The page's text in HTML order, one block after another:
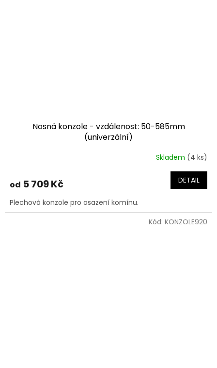
Nosná konzole - vzdálenost: 50-585mm
(univerzální)
Skladem (4 ks)
od 5 709 Kč DETAIL
Plechová konzole pro osazení komínu.
Kód: KONZOLE920